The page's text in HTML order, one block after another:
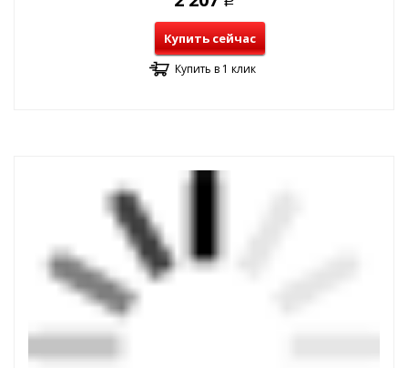
Купить сейчас
Купить в 1 клик